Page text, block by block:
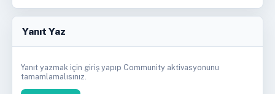
Yanıt Yaz
Yanıt yazmak için giriş yapıp Community aktivasyonunu
tamamlamalısınız.